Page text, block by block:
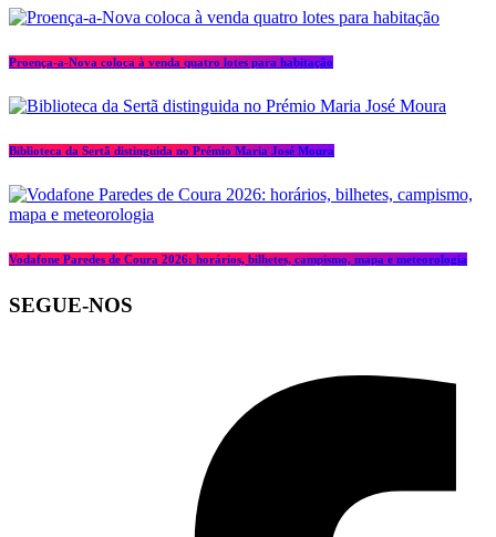
Proença-a-Nova coloca à venda quatro lotes para habitação
Biblioteca da Sertã distinguida no Prémio Maria José Moura
Vodafone Paredes de Coura 2026: horários, bilhetes, campismo, mapa e meteorologia
SEGUE-NOS